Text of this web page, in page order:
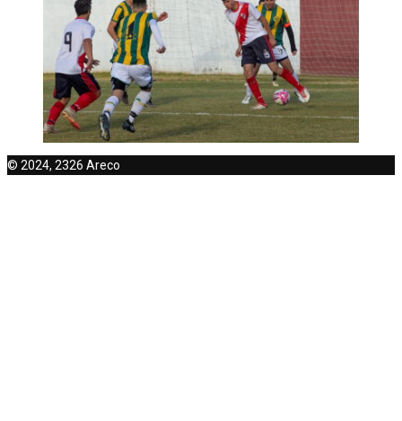
© 2024, 2326 Areco